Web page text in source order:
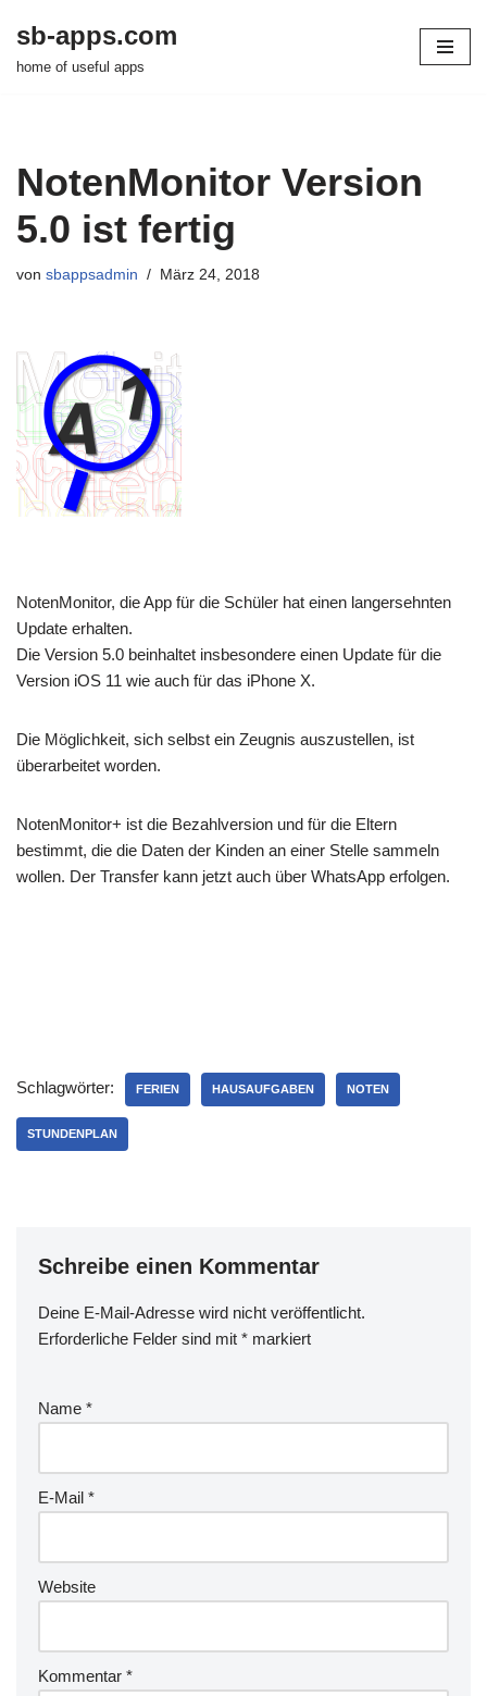
Zum
sb-apps.com
home of useful apps
NotenMonitor Version
5.0 ist fertig
von sbappsadmin März 24, 2018
NotenMonitor, die App für die Schüler hat einen langersehnten
Update erhalten.
Die Version 5.0 beinhaltet insbesondere einen Update für die
Version iOS 11 wie auch für das iPhone X.
Die Möglichkeit, sich selbst ein Zeugnis auszustellen, ist
überarbeitet worden.
NotenMonitor+ ist die Bezahlversion und für die Eltern
bestimmt, die die Daten der Kinden an einer Stelle sammeln
wollen. Der Transfer kann jetzt auch über WhatsApp erfolgen.
Schlagwörter: FERIEN HAUSAUFGABEN NOTEN
STUNDENPLAN
Schreibe einen Kommentar
Deine E-Mail-Adresse wird nicht veröffentlicht.
Erforderliche Felder sind mit * markiert
Name *
E-Mail *
Website
Kommentar *